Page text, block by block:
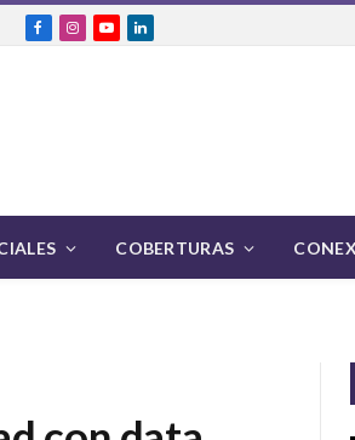
FacebookInstagram
YouTubeLinkedIn
COBERTURAS